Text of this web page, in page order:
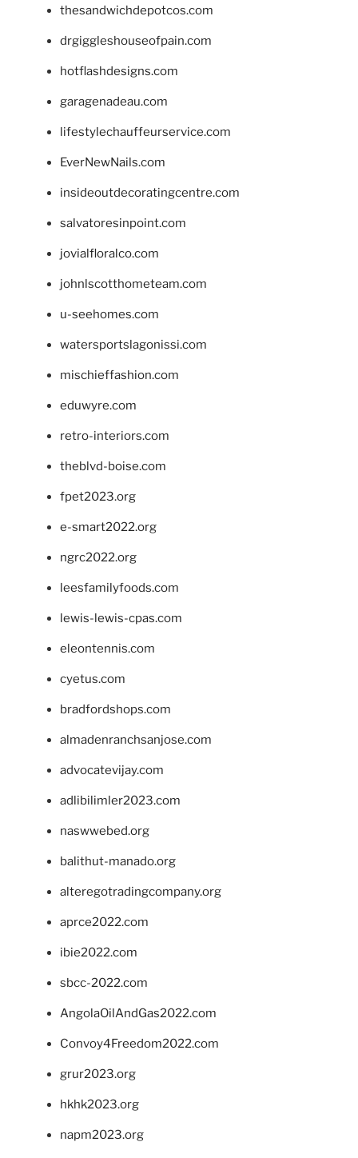
thesandwichdepotcos.com
drgiggleshouseofpain.com
hotflashdesigns.com
garagenadeau.com
lifestylechauffeurservice.com
EverNewNails.com
insideoutdecoratingcentre.com
salvatoresinpoint.com
jovialfloralco.com
johnlscotthometeam.com
u-seehomes.com
watersportslagonissi.com
mischieffashion.com
eduwyre.com
retro-interiors.com
theblvd-boise.com
fpet2023.org
e-smart2022.org
ngrc2022.org
leesfamilyfoods.com
lewis-lewis-cpas.com
eleontennis.com
cyetus.com
bradfordshops.com
almadenranchsanjose.com
advocatevijay.com
adlibilimler2023.com
naswwebed.org
balithut-manado.org
alteregotradingcompany.org
aprce2022.com
ibie2022.com
sbcc-2022.com
AngolaOilAndGas2022.com
Convoy4Freedom2022.com
grur2023.org
hkhk2023.org
napm2023.org